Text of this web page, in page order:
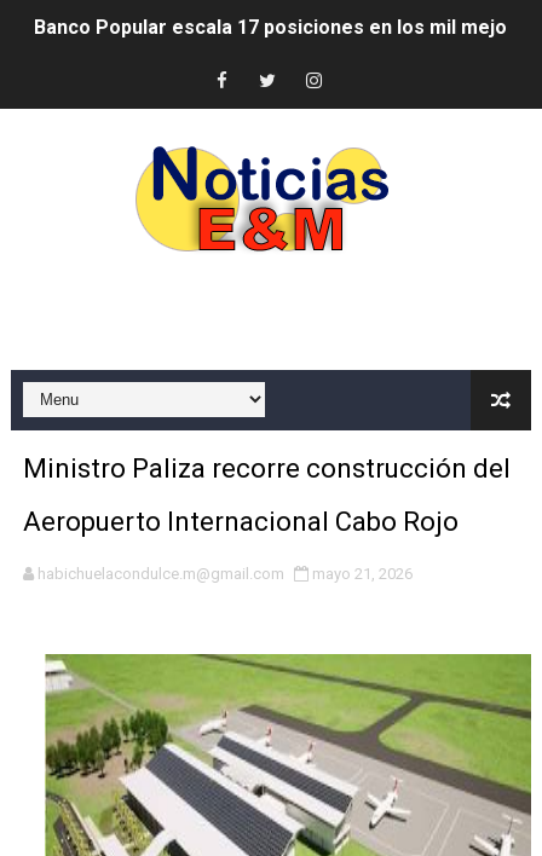
Osiris de León responde a Roberto Tineo y a Yeisy
DGPCF: 55 años sembrando desarrollo y
Operativo interagencial frena delitos ambientales y
MICM y CECCOM retienen 213,355 galones de
Bienes Nacionales recauda más de RD 57 millones en
El magistrado Henry Molina decidió no seguir en la
Graduación XII Promoción Servicio Militar Voluntario
Fellito Suberví asegura en Carolina Mejía RD tiene la
Hipótesis policial sobre atentado a balazos en la
CESDN urge fortalecer el sistema eléctrico ante
Ministro Paliza recorre construcción del
Aeropuerto Internacional Cabo Rojo
habichuelacondulce.m@gmail.com mayo 21, 2026